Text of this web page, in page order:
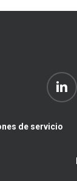
linkedin
de servicio